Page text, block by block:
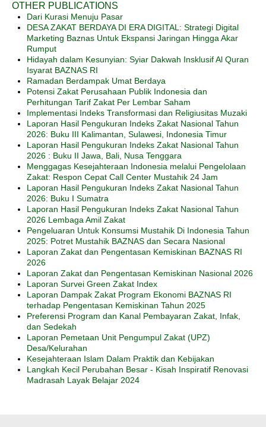
OTHER PUBLICATIONS
Dari Kurasi Menuju Pasar
DESA ZAKAT BERDAYA DI ERA DIGITAL: Strategi Digital
Marketing Baznas Untuk Ekspansi Jaringan Hingga Akar
Rumput
Hidayah dalam Kesunyian: Syiar Dakwah Insklusif Al Quran
Isyarat BAZNAS RI
Ramadan Berdampak Umat Berdaya
Potensi Zakat Perusahaan Publik Indonesia dan
Perhitungan Tarif Zakat Per Lembar Saham
Implementasi Indeks Transformasi dan Religiusitas Muzaki
Laporan Hasil Pengukuran Indeks Zakat Nasional Tahun
2026: Buku III Kalimantan, Sulawesi, Indonesia Timur
Laporan Hasil Pengukuran Indeks Zakat Nasional Tahun
2026 : Buku II Jawa, Bali, Nusa Tenggara
Menggagas Kesejahteraan Indonesia melalui Pengelolaan
Zakat: Respon Cepat Call Center Mustahik 24 Jam
Laporan Hasil Pengukuran Indeks Zakat Nasional Tahun
2026: Buku I Sumatra
Laporan Hasil Pengukuran Indeks Zakat Nasional Tahun
2026 Lembaga Amil Zakat
Pengeluaran Untuk Konsumsi Mustahik Di Indonesia Tahun
2025: Potret Mustahik BAZNAS dan Secara Nasional
Laporan Zakat dan Pengentasan Kemiskinan BAZNAS RI
2026
Laporan Zakat dan Pengentasan Kemiskinan Nasional 2026
Laporan Survei Green Zakat Index
Laporan Dampak Zakat Program Ekonomi BAZNAS RI
terhadap Pengentasan Kemiskinan Tahun 2025
Preferensi Program dan Kanal Pembayaran Zakat, Infak,
dan Sedekah
Laporan Pemetaan Unit Pengumpul Zakat (UPZ)
Desa/Kelurahan
Kesejahteraan Islam Dalam Praktik dan Kebijakan
Langkah Kecil Perubahan Besar - Kisah Inspiratif Renovasi
Madrasah Layak Belajar 2024